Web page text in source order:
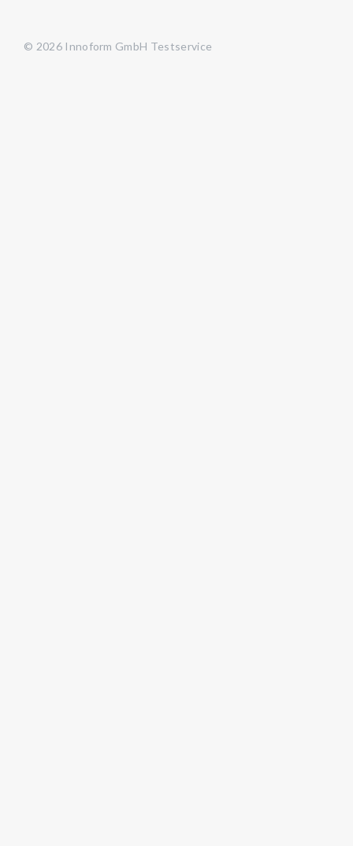
© 2026 Innoform GmbH Testservice